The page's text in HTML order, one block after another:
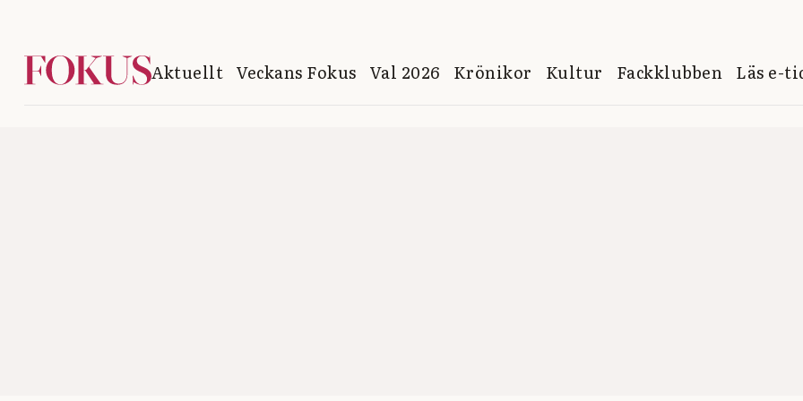
Aktuellt Veckans Fokus Val 2026 Krönikor Kultur Fackklubben Läs e-